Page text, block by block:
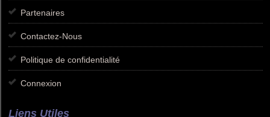
Partenaires
Contactez-Nous
Politique de confidentialité
Connexion
Liens Utiles